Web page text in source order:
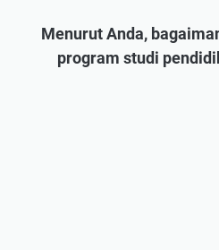
Menurut Anda,
program studi